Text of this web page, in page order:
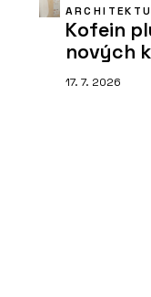
Kofein
nových
17. 7. 2026